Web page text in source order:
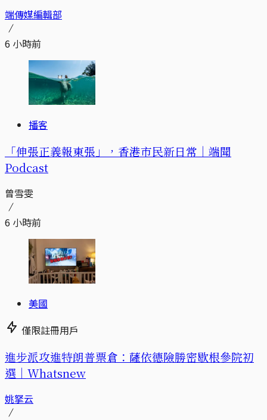
端傳媒編輯部
6 小時前
播客
「伸張正義報東張」，香港市民新日常｜端聞
Podcast
曾雪雯
6 小時前
美國
僅限註冊用戶
進步派攻進特朗普票倉：薩依德險勝密歇根參院初
選｜Whatsnew
姚拏云